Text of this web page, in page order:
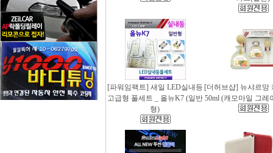
[파워임팩트] 새일 LED실내등
고급형 풀세트 _ 올뉴K7 (일반
형)
[더허브샵] 뉴샤르망
50ml (캐모마일 그레